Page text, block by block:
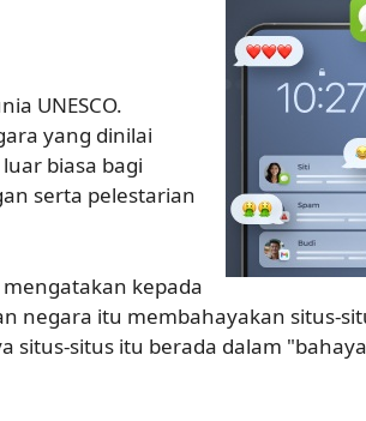
UNESCO.
yang dinilai
biasa bagi
serta pelestarian
kepada
negara itu membahayakan situs-
situs-situs itu berada dalam "bahaya